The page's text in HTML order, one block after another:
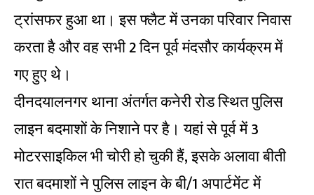
ट्रांसफर हुआ था। इस फ्लैट में उनका परिवार निवास
करता है और वह सभी 2 दिन पूर्व मंदसौर कार्यक्रम में
गए हुए थे।
दीनदयालनगर थाना अंतर्गत कनेरी रोड स्थित पुलिस
लाइन बदमाशों के निशाने पर है। यहां से पूर्व में 3
मोटरसाइकिल भी चोरी हो चुकी हैं, इसके अलावा बीती
रात बदमाशों ने पुलिस लाइन के बी/1 अपार्टमेंट में